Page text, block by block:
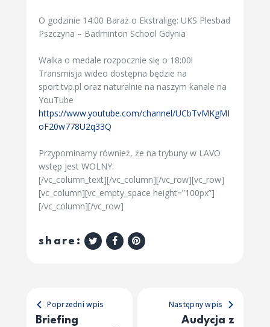
O godzinie 14:00 Baraż o Ekstraligę: UKS Plesbad
Pszczyna – Badminton School Gdynia
Walka o medale rozpocznie się o 18:00!
Transmisja wideo dostępna będzie na
sport.tvp.pl oraz naturalnie na naszym kanale na
YouTube
https://www.youtube.com/channel/UCbTvMKgMI
oF20w778U2q33Q
Przypominamy również, że na trybuny w LAVO
wstęp jest WOLNY.
[/vc_column_text][/vc_column][/vc_row][vc_row]
[vc_column][vc_empty_space height=”100px”]
[/vc_column][/vc_row]
share:
Poprzedni wpis
Briefing
Następny wpis
Audycja z